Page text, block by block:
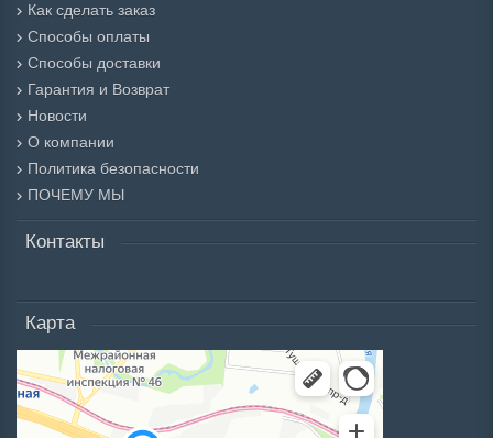
Как сделать заказ
Способы оплаты
Способы доставки
Гарантия и Возврат
Новости
О компании
Политика безопасности
ПОЧЕМУ МЫ
Контакты
Карта